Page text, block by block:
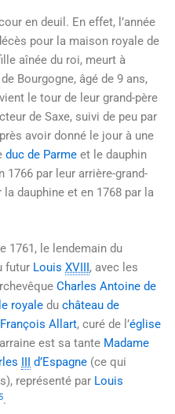
en deuil. En effet, l’année
pour la maison royale de
aînée du roi, meurt à
Bourgogne, âgé de 9 ans,
le tour de leur grand-père
de Saxe, suivi de peu par
avoir donné le jour à une
duc de Parme et le dauphin
1766 par leur arrière-grand-
la dauphine et en 1768 par la
1761, le lendemain du
futur Louis XVIII, avec les
Charles Antoine de
royale du château de
Allart, curé de l’église
est sa tante Madame
III d’Espagne (ce qui
représenté par Louis
5.